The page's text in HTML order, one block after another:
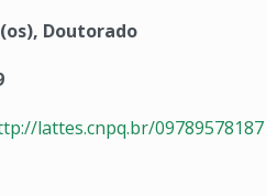
Doutorado
lattes.cnpq.br/